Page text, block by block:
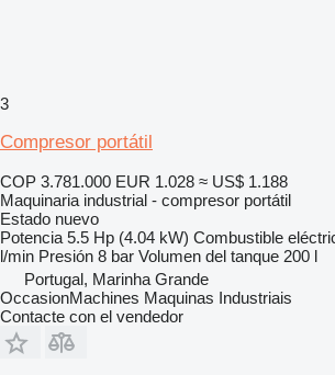
3
Compresor portátil
COP 3.781.000 EUR 1.028 ≈ US$ 1.188
Maquinaria industrial - compresor portátil
Estado nuevo
Potencia 5.5 Hp (4.04 kW) Combustible
l/min Presión 8 bar Volumen del tanque 200 l
Portugal, Marinha Grande
OccasionMachines Maquinas Industriais
Contacte con el vendedor